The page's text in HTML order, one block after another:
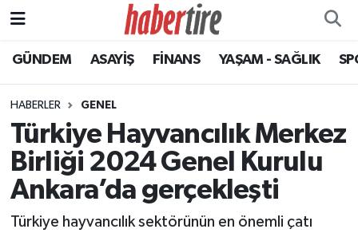
GÜNDEM ASAYİŞ FİNANS YAŞAM - SAĞLIK
HABERLER GENEL
Türkiye Hayvancılık Merkez
Birliği 2024 Genel Kurulu
Ankara’da gerçekleşti
Türkiye hayvancılık sektörünün en önemli çatı
Tire Nöbetçi Eczaneler
Tire Hava Durumu
Tire Trafik Yoğunluk Haritası
Süper Lig Puan Durumu ve Fikstür
Tüm Manşetler